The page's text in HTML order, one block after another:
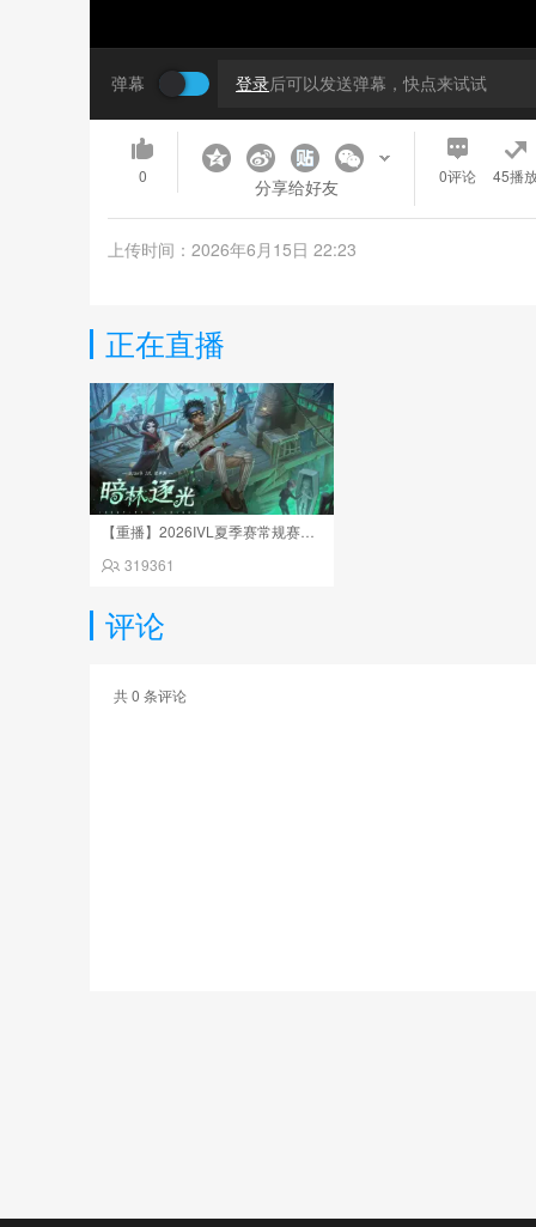
弹幕 登录后可以发送弹幕，快点来试试
0 分享给好友 0评论 45播
上传时间：2026年6月15日 22:23
正在直播
319361
评论
共0 条评论